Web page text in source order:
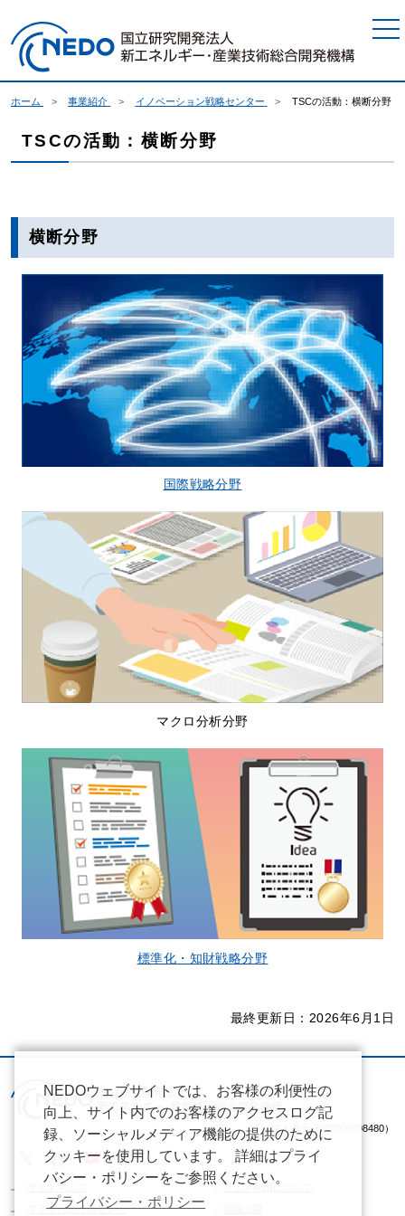
ホーム 事業紹介 イノベーション戦略センター TSCの活動：横断分野
TSCの活動：横断分野
横断分野
国際戦略分野
マクロ分析分野
標準化・知財戦略分野
最終更新日：2026年6月1日
（法人番号 2020005008480）
サイトマップ
サイト利用について
プライバシーポリシー
NEDOウェブサイトでは、お客様の利便性の
向上、サイト内でのお客様のアクセスログ記
録、ソーシャルメディア機能の提供のために
クッキーを使用しています。 詳細はプライ
バシー・ポリシーをご参照ください。
プライバシー・ポリシー